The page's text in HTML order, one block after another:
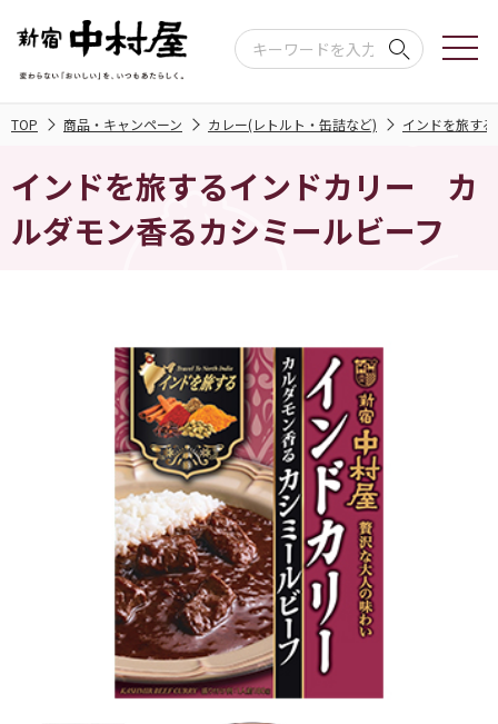
TOP 商品・キャンペーン カレー(レトルト・缶詰など) インドを旅す
インドを旅するインドカリー カ
ルダモン香るカシミールビーフ